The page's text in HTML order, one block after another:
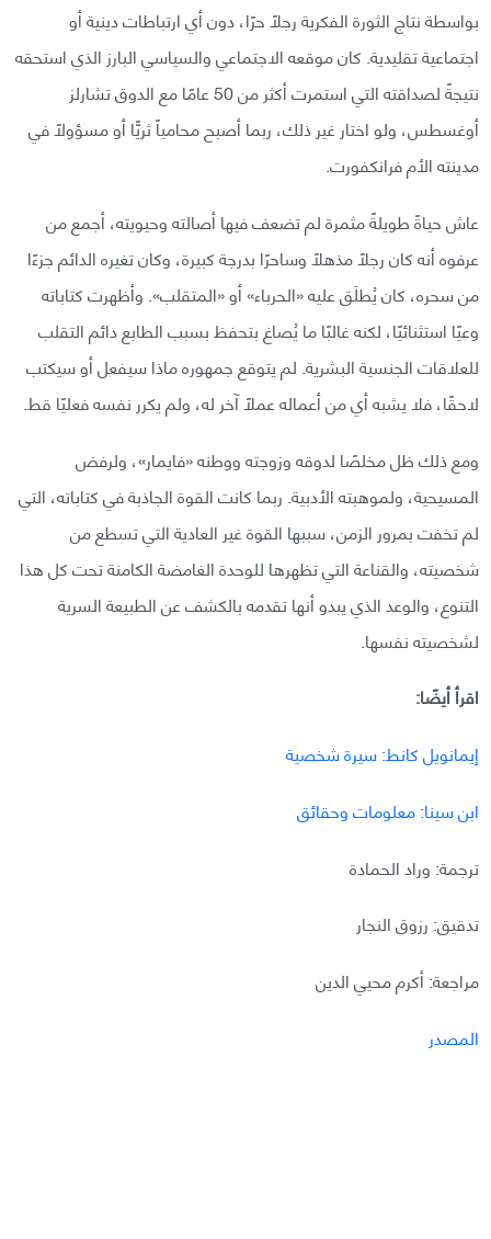
بواسطة نتاج الثورة الفكرية رجلًا حرًا، دون أي ارتباطات دينية أو
اجتماعية تقليدية. كان موقعه الاجتماعي والسياسي البارز الذي استحقه
نتيجةً لصداقته التي استمرت أكثر من 50 عامًا مع الدوق تشارلز
أوغسطس، ولو اختار غير ذلك، ربما أصبح محامياً ثريًّا أو مسؤولًا في
مدينته الأم فرانكفورت.
عاش حياةً طويلةً مثمرة لم تضعف فيها أصالته وحيويته، أجمع من
عرفوه أنه كان رجلاً مذهلًا وساحرًا بدرجة كبيرة، وكان تغيره الدائم جزءًا
من سحره، كان يُطلَق عليه «الحرباء» أو «المتقلب». وأظهرت كتاباته
وعيًا استثنائيًا، لكنه غالبًا ما يُصاغ بتحفظ بسبب الطابع دائم التقلب
للعلاقات الجنسية البشرية. لم يتوقع جمهوره ماذا سيفعل أو سيكتب
لاحقًا، فلا يشبه أي من أعماله عملًا آخر له، ولم يكرر نفسه فعليًا قط.
ومع ذلك ظل مخلصًا لدوقه وزوجته ووطنه «فايمار»، ولرفض
المسيحية، ولموهبته الأدبية. ربما كانت القوة الجاذبة في كتاباته، التي
لم تخفت بمرور الزمن، سببها القوة غير العادية التي تسطع من
شخصيته، والقناعة التي تظهرها للوحدة الغامضة الكامنة تحت كل هذا
التنوع، والوعد الذي يبدو أنها تقدمه بالكشف عن الطبيعة السرية
لشخصيته نفسها.
اقرأ أيضًا:
إيمانويل كانط: سيرة شخصية
ابن سينا: معلومات وحقائق
ترجمة: وراد الحمادة
تدقيق: رزوق النجار
مراجعة: أكرم محيي الدين
المصدر